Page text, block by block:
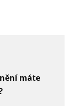
máte